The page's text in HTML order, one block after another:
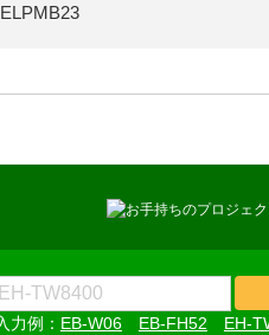
ELPMB23
EB-W06 EB-FH52 EH-